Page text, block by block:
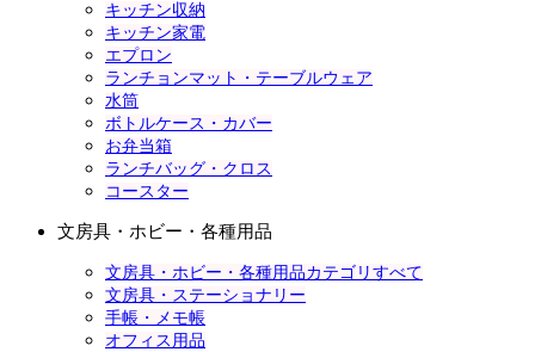
キッチン収納
キッチン家電
エプロン
ランチョンマット・テーブルウェア
水筒
ボトルケース・カバー
お弁当箱
ランチバッグ・クロス
コースター
文房具・ホビー・各種用品
文房具・ホビー・各種用品カテゴリすべて
文房具・ステーショナリー
手帳・メモ帳
オフィス用品